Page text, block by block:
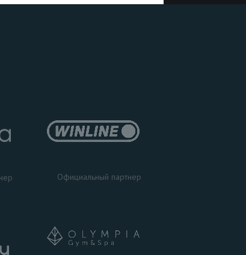
Официальный партнер